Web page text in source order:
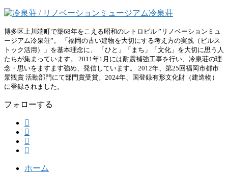
博多区上川端町で築68年をこえる昭和のレトロビル ”リノベーションミュ
ージアム冷泉荘”。 「福岡の古い建物を大切にする考え方の実践（ビルス
トック活用）」を基本理念に、 「ひと」「まち」「文化」を大切に思う人
たちが集まっています。 2011年1月には耐震補強工事を行い、冷泉荘の理
念・思いをますます強め、発信しています。 2012年、第25回福岡市都市
景観賞 活動部門にて部門賞受賞。2024年、国登録有形文化財（建造物）
に登録されました。
フォローする
ホーム